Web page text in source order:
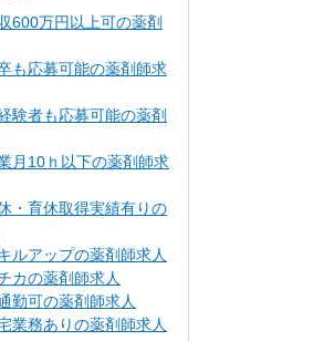
600万円以上可の薬剤
も応募可能の薬剤師求
験者も応募可能の薬剤
月10ｈ以下の薬剤師求
・育休取得実績有りの
ルアップの薬剤師求人
カの薬剤師求人
勤可の薬剤師求人
業務ありの薬剤師求人